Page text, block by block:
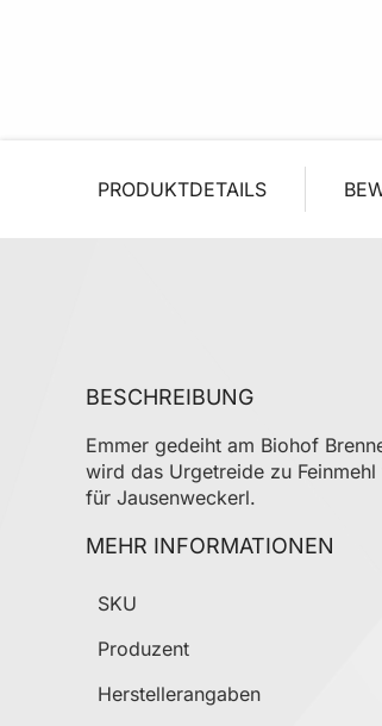
PRODUKTDETAILS
BESCHREIBUNG
Emmer gedeiht am Biohof
wird das Urgetreide zu
für Jausenweckerl.
MEHR INFORMATIONEN
Mehr Informationen
SKU
Produzent
Herstellerangaben